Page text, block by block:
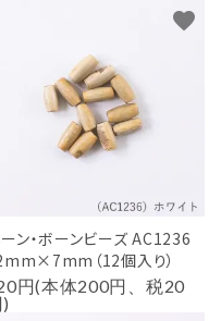
ン・ボーンビーズ AC1236
（12個入り）
円(本体200円、税20
favorite